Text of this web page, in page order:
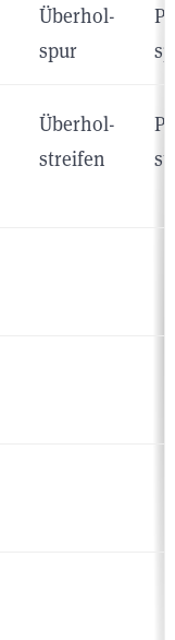
Überhol­
spur
Überhol­
streifen